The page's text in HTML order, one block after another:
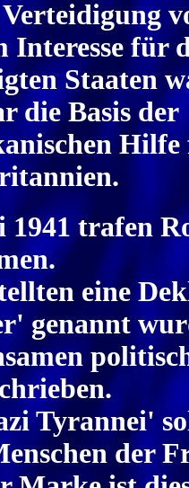
Verteidigung
Interesse für
Staaten
die Basis der
1941 trafen
eine
genannt
Tyrannei'
der